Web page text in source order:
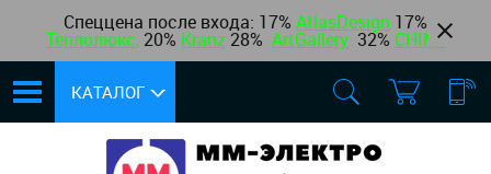
Спеццена после входа: 17% AtlasDesign 17%
Теплолюкс, 20% Kranz 28% ArtGallery 32% CHINT
КАТАЛОГ